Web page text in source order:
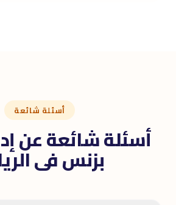
أسئلة شائعة
أسئلة شائعة عن
بزنس فى